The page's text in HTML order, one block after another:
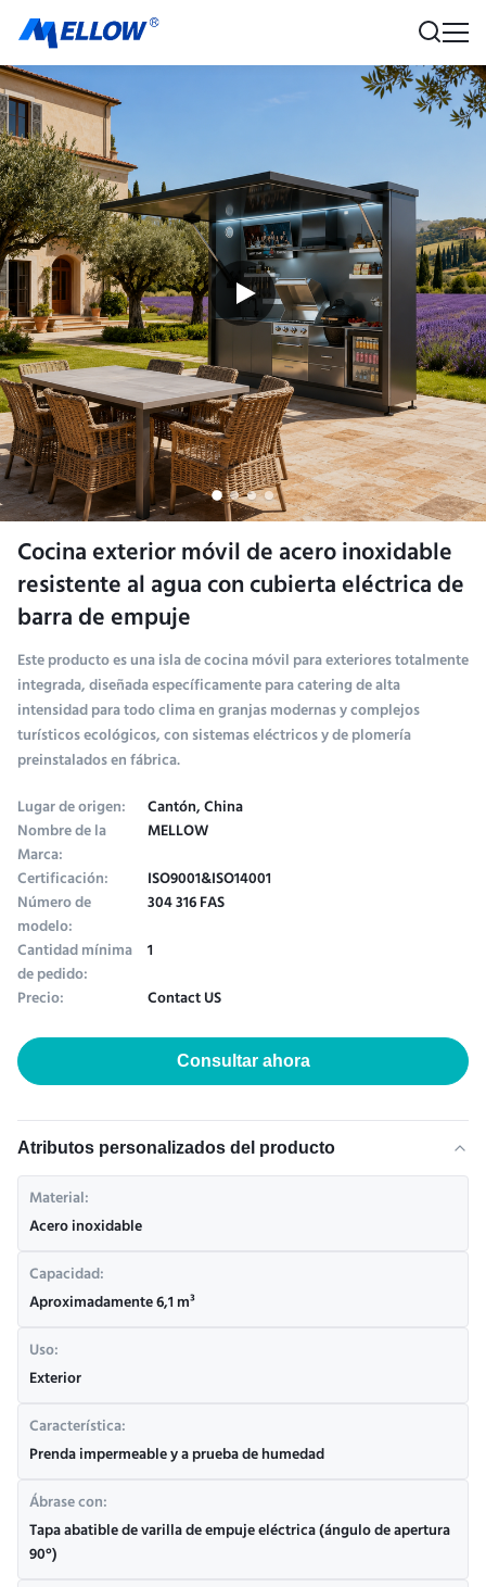
Cocina exterior móvil de acero inoxidable
resistente al agua con cubierta eléctrica de
barra de empuje
Este producto es una isla de cocina móvil para exteriores totalmente
integrada, diseñada específicamente para catering de alta
intensidad para todo clima en granjas modernas y complejos
turísticos ecológicos, con sistemas eléctricos y de plomería
preinstalados en fábrica.
Lugar de origen:
Cantón, China
Nombre de la
Marca:
MELLOW
Certificación:
ISO9001&ISO14001
Número de
modelo:
304 316 FAS
Cantidad mínima
de pedido:
1
Precio:
Contact US
Consultar ahora
Atributos personalizados del producto
Material:
Acero inoxidable
Capacidad:
Aproximadamente 6,1 m³
Uso:
Exterior
Característica:
Prenda impermeable y a prueba de humedad
Ábrase con:
Tapa abatible de varilla de empuje eléctrica (ángulo de apertura
90°)